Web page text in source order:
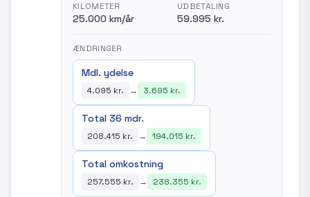
KILOMETER
25.000 km/år
UDBETALING
59.995 kr.
ÆNDRINGER
Mdl. ydelse
4.095 kr. → 3.695 kr.
Total 36 mdr.
208.415 kr. → 194.015 kr.
Total omkostning
257.555 kr. → 238.355 kr.